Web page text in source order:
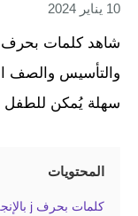
10 يناير 2024
والتأسيس والصف
سهلة يُمكن للطفل
المحتويات
كلمات بحرف j بالإنجليزي للحضانة: